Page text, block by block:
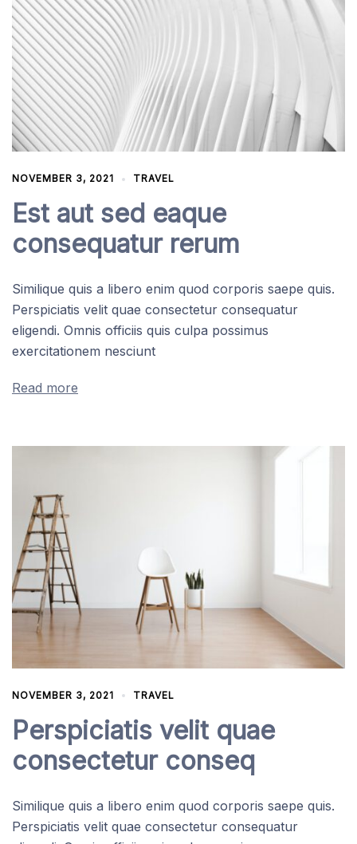
NOVEMBER 3, 2021 TRAVEL
Est aut sed eaque
consequatur rerum
Similique quis a libero enim quod corporis saepe quis.
Perspiciatis velit quae consectetur consequatur
eligendi. Omnis officiis quis culpa possimus
exercitationem nesciunt
Read more
NOVEMBER 3, 2021 TRAVEL
Perspiciatis velit quae
consectetur conseq
Similique quis a libero enim quod corporis saepe quis.
Perspiciatis velit quae consectetur consequatur